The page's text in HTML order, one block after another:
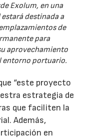
Exolum, en una
destinada a
de
para
aprovechamiento
entorno portuario.
“este proyecto
estrategia de
que faciliten la
Además,
en